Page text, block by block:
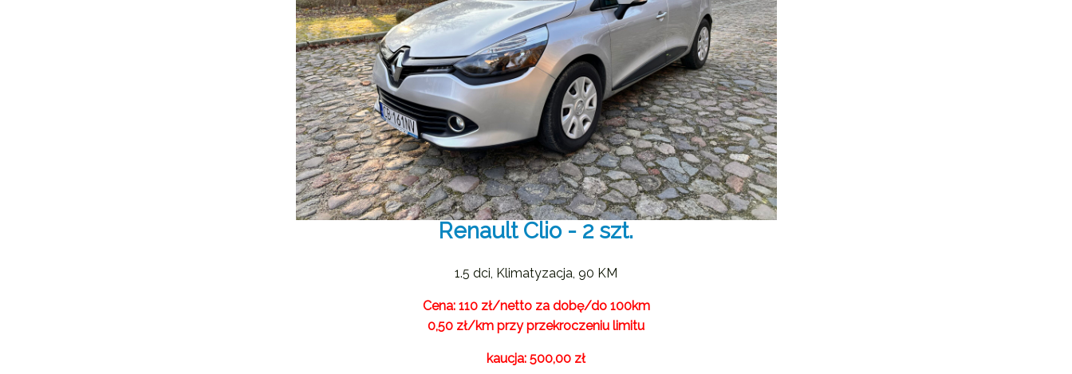
Renault Clio - 2 szt.
1.5 dci, Klimatyzacja, 90 KM
Cena: 110 zł/netto za dobę/do 100km
0,50 zł/km przy przekroczeniu limitu
kaucja: 500,00 zł